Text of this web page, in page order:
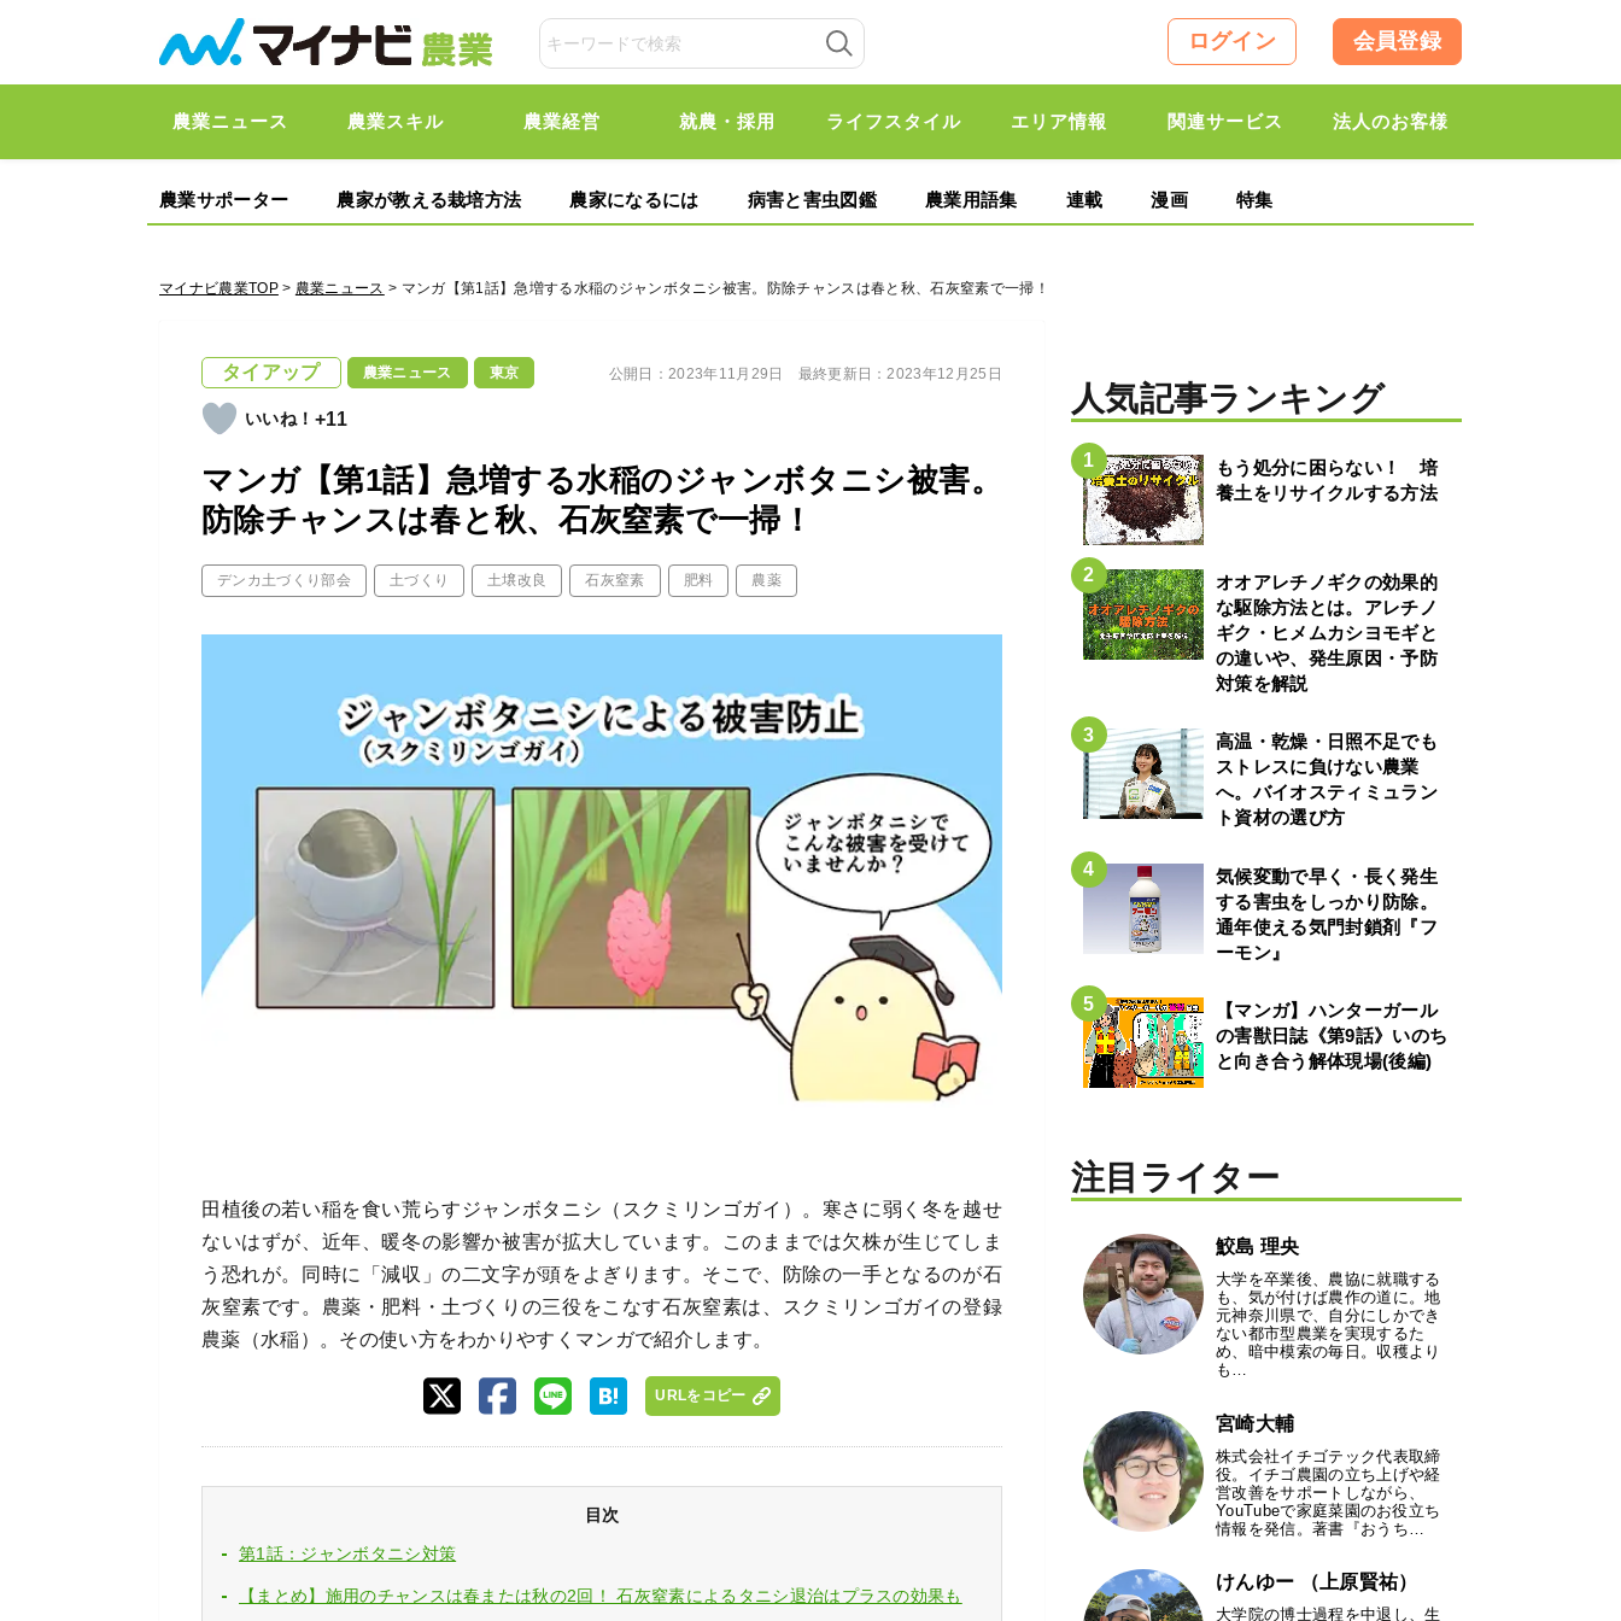
ログイン 会員登録
農業ニュース 農業スキル 農業経営 就農・採用 ライフスタイル エリア情報 関連サービス 法人のお客様
農業サポーター 農家が教える栽培方法 農家になるには 病害と害虫図鑑 農業用語集 連載 漫画 特集
マイナビ農業TOP> 農業ニュース > マンガ【第1話】急増する水稲のジャンボタニシ被害。防除チャンスは春と秋、石灰窒素で一掃！
タイアップ 農業ニュース 東京
+11
マンガ【第1話】急増する水稲のジャンボタニシ被害。
防除チャンスは春と秋、石灰窒素で一掃！
デンカ土づくり部会 土づくり 土壌改良 石灰窒素 肥料 農薬
公開日：2023年11月29日 最終更新日：2023年12月25日
田植後の若い稲を食い荒らすジャンボタニシ（スクミリンゴガイ）。寒さに弱く冬を越せ
ないはずが、近年、暖冬の影響か被害が拡大しています。このままでは欠株が生じてしま
う恐れが。同時に「減収」の二文字が頭をよぎります。そこで、防除の一手となるのが石
灰窒素です。農薬・肥料・土づくりの三役をこなす石灰窒素は、スクミリンゴガイの登録
農薬（水稲）。その使い方をわかりやすくマンガで紹介します。
URLをコピー
目次
第1話：ジャンボタニシ対策
【まとめ】施用のチャンスは春または秋の2回！ 石灰窒素によるタニシ退治はプラスの効果も
人気記事ランキング
もう処分に困らない！ 培
養土をリサイクルする方法
オオアレチノギクの効果的
な駆除方法とは。アレチノ
ギク・ヒメムカシヨモギと
の違いや、発生原因・予防
対策を解説
高温・乾燥・日照不足でも
ストレスに負けない農業
へ。バイオスティミュラン
ト資材の選び方
気候変動で早く・長く発生
する害虫をしっかり防除。
通年使える気門封鎖剤『フ
ーモン』
【マンガ】ハンターガール
の害獣日誌《第9話》いのち
と向き合う解体現場(後編)
注目ライター
鮫島 理央
大学を卒業後、農協に就職する
も、気が付けば農作の道に。地
元神奈川県で、自分にしかでき
ない都市型農業を実現するた
め、暗中模索の毎日。収穫より
も…
宮崎大輔
株式会社イチゴテック代表取締
役。イチゴ農園の立ち上げや経
営改善をサポートしながら、
YouTubeで家庭菜園のお役立ち
情報を発信。著書『おうち…
けんゆー （上原賢祐）
大学院の博士過程を中退し、生